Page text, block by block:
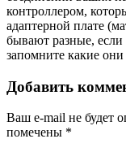
контроллером,
адаптерной плате
бывают разные, если
запомните какие
Добавить
Ваш e-mail не будет
помечены *